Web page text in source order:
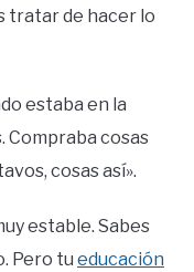
tratar de hacer lo
estaba en la
Compraba cosas
cosas así».
estable. Sabes
Pero tu educación